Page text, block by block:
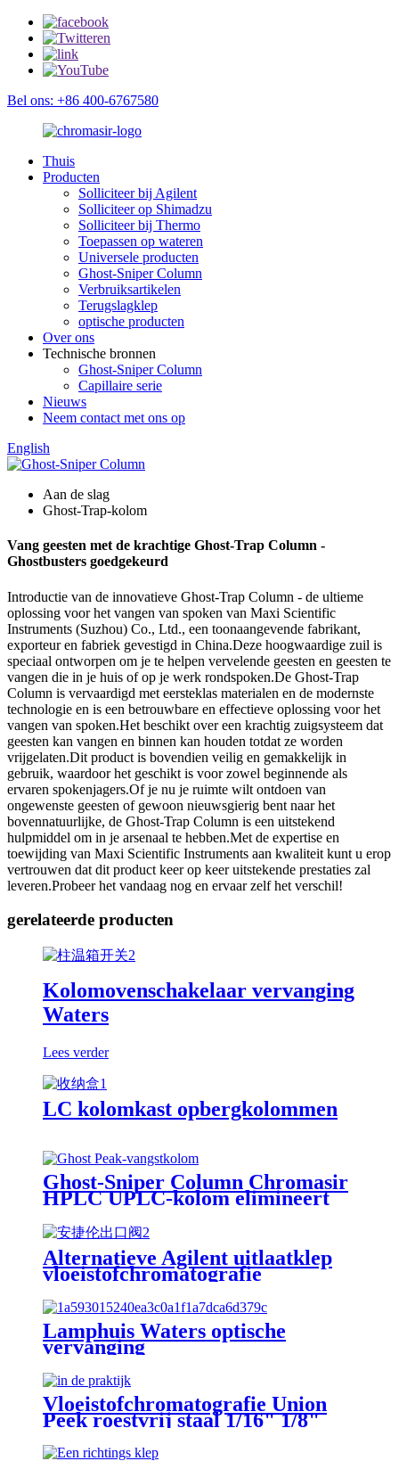
Bel ons: +86 400-6767580
Thuis
Producten
Solliciteer bij Agilent
Solliciteer op Shimadzu
Solliciteer bij Thermo
Toepassen op wateren
Universele producten
Ghost-Sniper Column
Verbruiksartikelen
Terugslagklep
optische producten
Over ons
Technische bronnen
Ghost-Sniper Column
Capillaire serie
Nieuws
Neem contact met ons op
English
Aan de slag
Ghost-Trap-kolom
Vang geesten met de krachtige Ghost-Trap Column -
Ghostbusters goedgekeurd
Introductie van de innovatieve Ghost-Trap Column - de ultieme
oplossing voor het vangen van spoken van Maxi Scientific
Instruments (Suzhou) Co., Ltd., een toonaangevende fabrikant,
exporteur en fabriek gevestigd in China.Deze hoogwaardige zuil is
speciaal ontworpen om je te helpen vervelende geesten en geesten te
vangen die in je huis of op je werk rondspoken.De Ghost-Trap
Column is vervaardigd met eersteklas materialen en de modernste
technologie en is een betrouwbare en effectieve oplossing voor het
vangen van spoken.Het beschikt over een krachtig zuigsysteem dat
geesten kan vangen en binnen kan houden totdat ze worden
vrijgelaten.Dit product is bovendien veilig en gemakkelijk in
gebruik, waardoor het geschikt is voor zowel beginnende als
ervaren spokenjagers.Of je nu je ruimte wilt ontdoen van
ongewenste geesten of gewoon nieuwsgierig bent naar het
bovennatuurlijke, de Ghost-Trap Column is een uitstekend
hulpmiddel om in je arsenaal te hebben.Met de expertise en
toewijding van Maxi Scientific Instruments aan kwaliteit kunt u erop
vertrouwen dat dit product keer op keer uitstekende prestaties zal
leveren.Probeer het vandaag nog en ervaar zelf het verschil!
gerelateerde producten
Kolomovenschakelaar vervanging
Waters
Lees verder
LC kolomkast opbergkolommen
Ghost-Sniper Column Chromasir
HPLC UPLC-kolom elimineert
Alternatieve Agilent uitlaatklep
vloeistofchromatografie
Lamphuis Waters optische
vervanging
Vloeistofchromatografie Union
Peek roestvrij staal 1/16" 1/8"